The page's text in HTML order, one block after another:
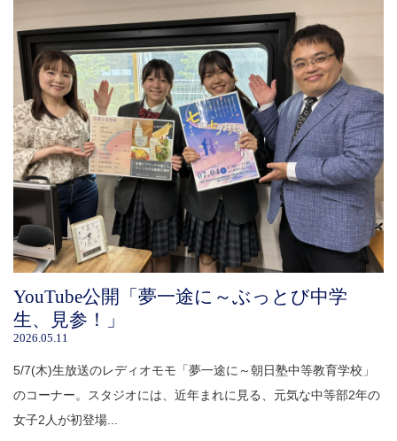
YouTube公開「夢一途に～ぶっとび中学
生、見参！」
2026.05.11
5/7(木)生放送のレディオモモ「夢一途に～朝日塾中等教育学校」
のコーナー。スタジオには、近年まれに見る、元気な中等部2年の
女子2人が初登場...